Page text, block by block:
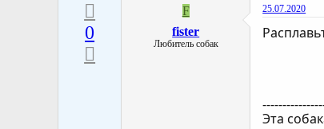
0
F
fister
Любитель собак
25.07.2020
Эта